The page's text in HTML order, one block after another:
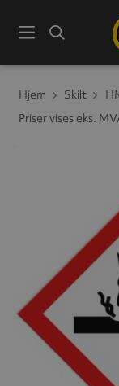
MenySøk
Hjem Skilt
Priser vises eks.